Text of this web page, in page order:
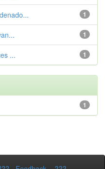
1
1
1
...
1